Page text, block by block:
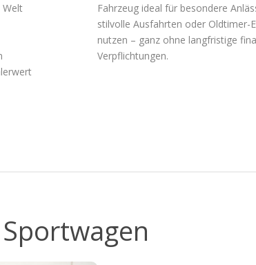
Welt
Fahrzeug ideal für besondere
stilvolle Ausfahrten oder Oldtimer-
nutzen – ganz ohne langfristige
Verpflichtungen.